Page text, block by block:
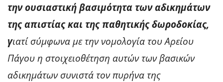
την ουσιαστική βασιμότητα των αδικημάτων
της απιστίας και της παθητικής δωροδοκίας,
γιατί σύμφωνα με την νομολογία του Αρείου
Πάγου η στοιχειοθέτηση αυτών των βασικών
αδικημάτων συνιστά τον πυρήνα της